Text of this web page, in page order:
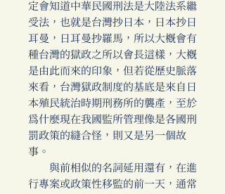
定會知道中華民國刑法是大陸法系繼
受法，也就是台灣抄日本，日本抄日
耳曼，日耳曼抄羅馬，所以大概會有
種台灣的獄政之所以會長這樣，大概
是由此而來的印象，但若從歷史脈落
來看，台灣獄政制度的基底是來自日
本殖民統治時期刑務所的襲產，至於
為什麼現在我國監所管理像是各國刑
罰政策的縫合怪，則又是另一個故
事。
與前相似的名詞延用還有，在進
行專案或政策性移監的前一天，通常